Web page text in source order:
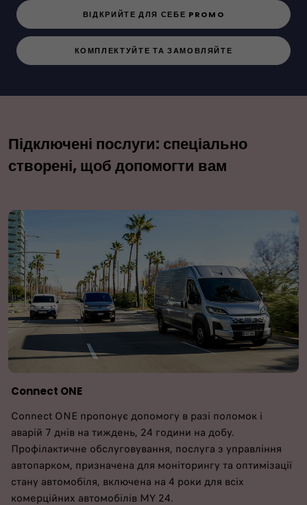
ВІДКРИЙТЕ ДЛЯ СЕБЕ PROMO
КОМПЛЕКТУЙТЕ ТА ЗАМОВЛЯЙТЕ
Підключені послуги: спеціально
створені, щоб допомогти вам
Connect ONE
Connect ONE пропонує допомогу в разі поломок і
аварій 7 днів на тиждень, 24 години на добу.
Профілактичне обслуговування, послуга з управління
автопарком, призначена для моніторингу та оптимізації
стану автомобіля, включена на 4 роки для всіх
комерційних автомобілів MY 24.